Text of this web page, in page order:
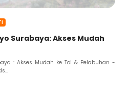
Surabaya: Akses Mudah
: Akses Mudah ke Tol & Pelabuhan -